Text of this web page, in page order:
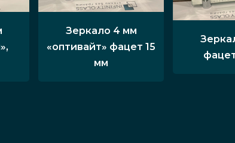
Зеркало 4 мм
«оптивайт» фацет 15
мм